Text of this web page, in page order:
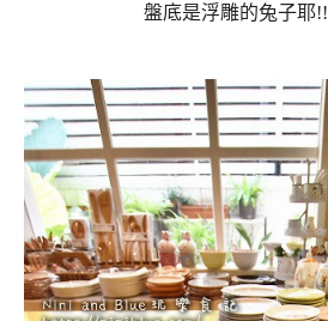
盤底是浮雕的兔子耶!!